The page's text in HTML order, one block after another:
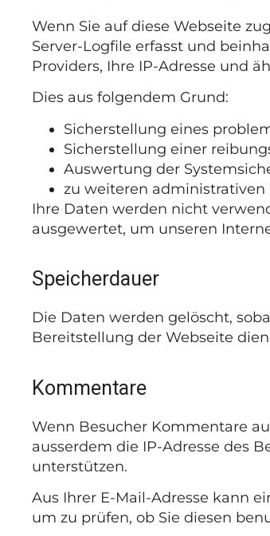
Wenn Sie auf diese Webseite
Server-Logfile erfasst und
Providers, Ihre IP-Adresse und
Dies aus folgendem Grund:
Sicherstellung eines
Sicherstellung einer
Auswertung der
zu weiteren administrativen
Ihre Daten werden nicht
ausgewertet, um unseren
Speicherdauer
Die Daten werden gelöscht,
Bereitstellung der Webseite
Kommentare
Wenn Besucher Kommentare
ausserdem die IP-Adresse des
unterstützen.
Aus Ihrer E-Mail-Adresse kann
um zu prüfen, ob Sie diesen